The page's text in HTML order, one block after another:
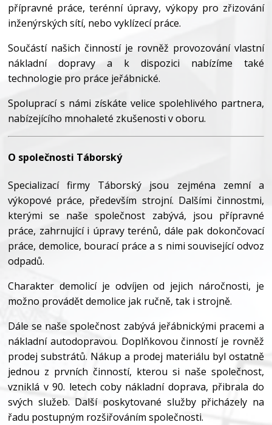
přípravné práce, terénní úpravy, výkopy pro zřizování
inženýrských sítí, nebo vyklízecí práce.
Součástí našich činností je rovněž provozování vlastní
nákladní dopravy a k dispozici nabízíme také
technologie pro práce jeřábnické.
Spoluprací s námi získáte velice spolehlivého partnera,
nabízejícího mnohaleté zkušenosti v oboru.
O společnosti Táborský
Specializací firmy Táborský jsou zejména zemní a
výkopové práce, především strojní. Dalšími činnostmi,
kterými se naše společnost zabývá, jsou přípravné
práce, zahrnující i úpravy terénů, dále pak dokončovací
práce, demolice, bourací práce a s nimi související odvoz
odpadů.
Charakter demolicí je odvíjen od jejich náročnosti, je
možno provádět demolice jak ručně, tak i strojně.
Dále se naše společnost zabývá jeřábnickými pracemi a
nákladní autodopravou. Doplňkovou činností je rovněž
prodej substrátů. Nákup a prodej materiálu byl ostatně
jednou z prvních činností, kterou si naše společnost,
vzniklá v 90. letech coby nákladní doprava, přibrala do
svých služeb. Další poskytované služby přicházely na
řadu postupným rozšiřováním společnosti.